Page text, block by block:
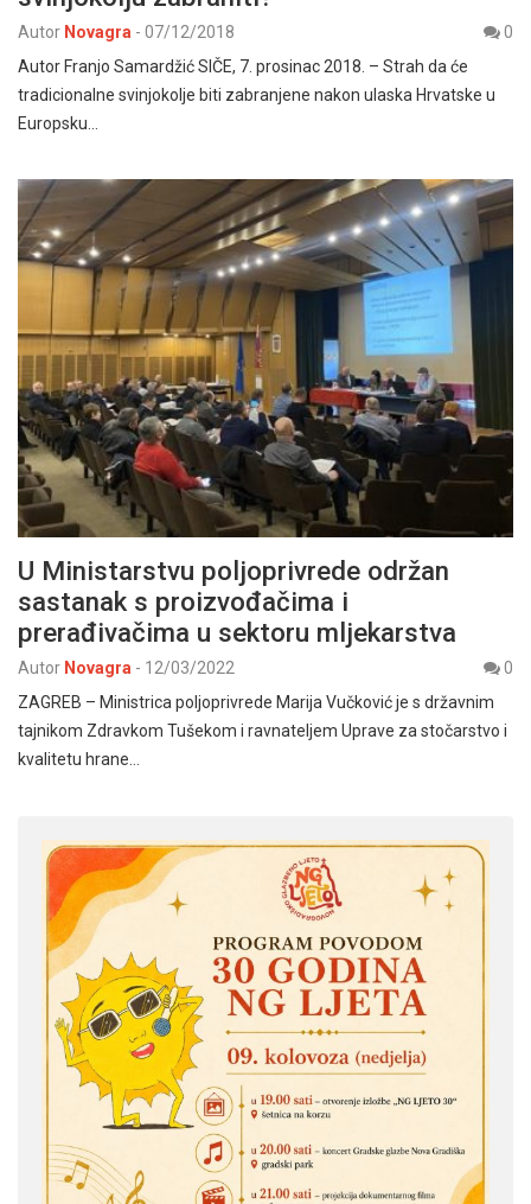
Autor Novagra - 07/12/2018
0
Autor Franjo Samardžić SIČE, 7. prosinac 2018. – Strah da će
tradicionalne svinjokolje biti zabranjene nakon ulaska Hrvatske u
Europsku…
U Ministarstvu poljoprivrede održan
sastanak s proizvođačima i
prerađivačima u sektoru mljekarstva
Autor Novagra - 12/03/2022
0
ZAGREB – Ministrica poljoprivrede Marija Vučković je s državnim
tajnikom Zdravkom Tušekom i ravnateljem Uprave za stočarstvo i
kvalitetu hrane…